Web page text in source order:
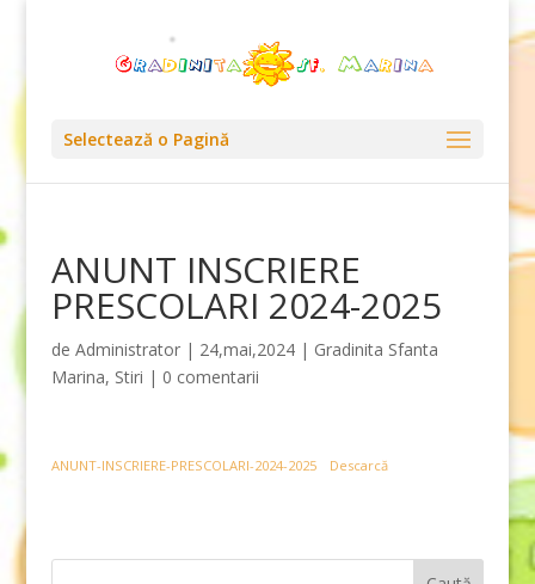
Selectează o Pagină
ANUNT INSCRIERE
PRESCOLARI 2024-2025
de Administrator| 24,mai,2024| Gradinita Sfanta
Marina, Stiri | 0 comentarii
ANUNT-INSCRIERE-PRESCOLARI-2024-2025 Descarcă